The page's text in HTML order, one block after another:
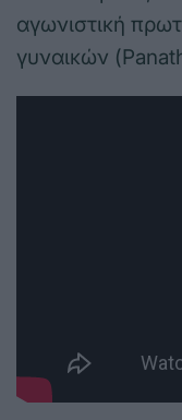
αγωνιστική
γυναικών